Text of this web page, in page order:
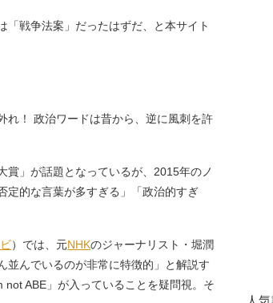
戦争法案」だったはずだ、と本サイト
れ！ 政治ワードは昔から、逆に風刺を許
賞」が話題となっているが、2015年のノ
定的な言葉が多すぎる」「政治的すぎ
）では、元NHKのジャーナリスト・堀潤
並んでいるのが非常に特徴的」と解説す
not ABE」が入っていることを疑問視。そ